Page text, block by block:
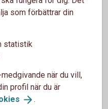
på olika
som förbättrar din
statistik
när du vill,
profil när du är
.